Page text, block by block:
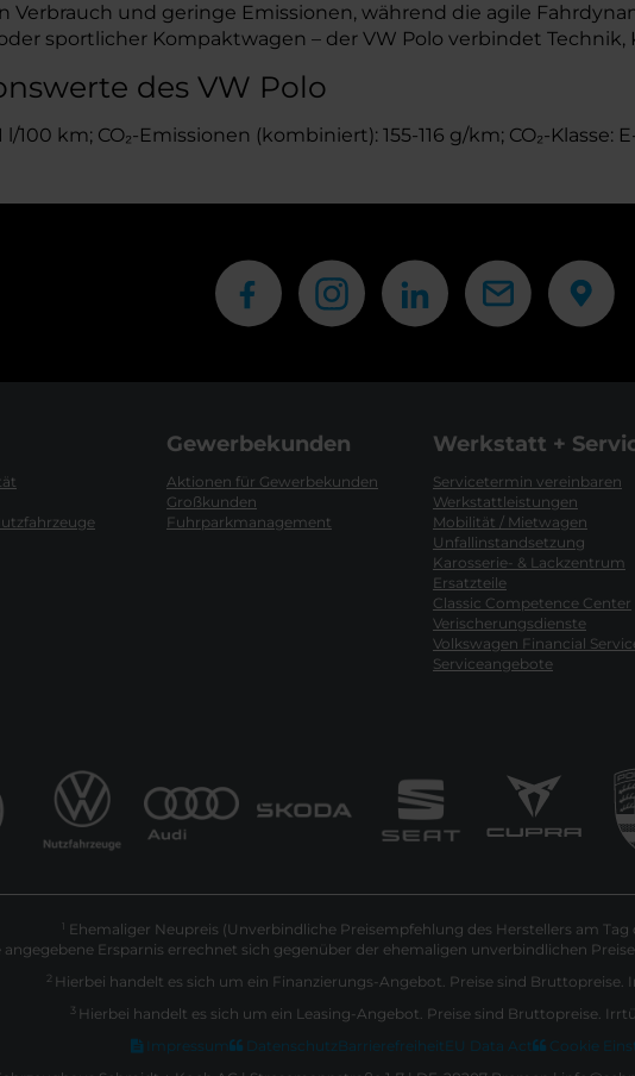
und geringe Emissionen, während die agile
sportlicher Kompaktwagen – der VW Polo verbindet
des VW Polo
km; CO₂-Emissionen (kombiniert): 155-116 g/km; CO₂-Klasse:
Gewerbekunden
Aktionen für Gewerbekunden
Großkunden
Fuhrparkmanagement
Werkstatt +
Servicetermin vereinbaren
Werkstattleistungen
Mobilität / Mietwagen
Unfallinstandsetzung
Karosserie- & Lackzentrum
Ersatzteile
Classic Competence Center
Verischerungsdienste
Volkswagen Financial
Serviceangebote
1 Ehemaliger Neupreis (Unverbindliche Preisempfehlung des Herstellers am Tag
Ersparnis errechnet sich gegenüber der ehemaligen unverbindlichen
2 Hierbei handelt es sich um ein Finanzierungs-Angebot. Preise sind Bruttopreise.
3 Hierbei handelt es sich um ein Leasing-Angebot. Preise sind Bruttopreise.
Impressum
Datenschutz Barrierefreiheit EU Data Act
Cookie